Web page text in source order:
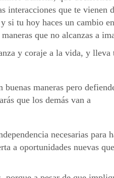
interacciones que te vienen
si tu hoy haces un cambio
que no alcanzas a
y coraje a la vida, y lleva
maneras pero
que los demás van a
necesarias para
a oportunidades nuevas